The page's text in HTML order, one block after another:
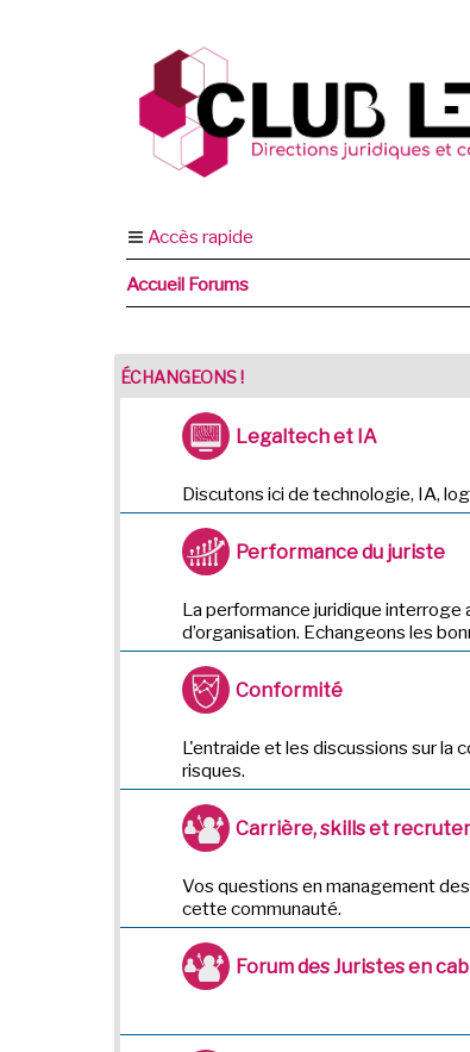
Accès rapide
Accueil Forums
ÉCHANGEONS !
Legaltech et IA
Discutons ici de technologie, IA,
Performance du juriste
La performance juridique interroge
d’organisation. Echangeons les
Conformité
L'entraide et les discussions sur la
risques.
Carrière, skills et
Vos questions en management
cette communauté.
Forum des Juristes en